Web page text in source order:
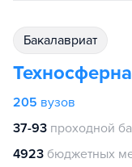
бакалавриат
205 вузов
37-93 проходной
4923 бюджетных